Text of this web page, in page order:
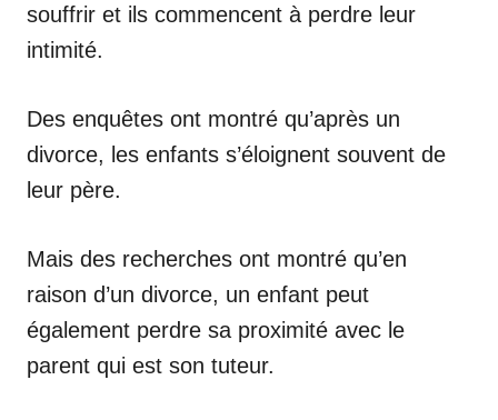
souffrir et ils commencent à perdre leur
intimité.
Des enquêtes ont montré qu’après un
divorce, les enfants s’éloignent souvent de
leur père.
Mais des recherches ont montré qu’en
raison d’un divorce, un enfant peut
également perdre sa proximité avec le
parent qui est son tuteur.